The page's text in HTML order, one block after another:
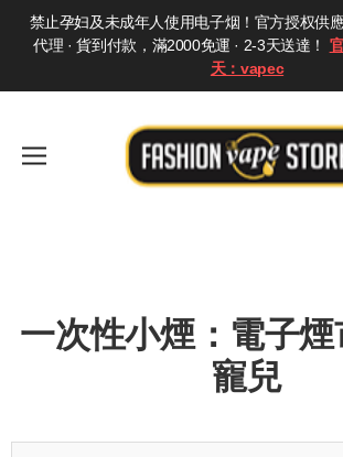
禁止孕妇及未成年人使用电子烟！官方授权供
代理 · 貨到付款，滿2000免運 · 2-3天送達！
天：vapec
一次性小煙：電子
寵兒